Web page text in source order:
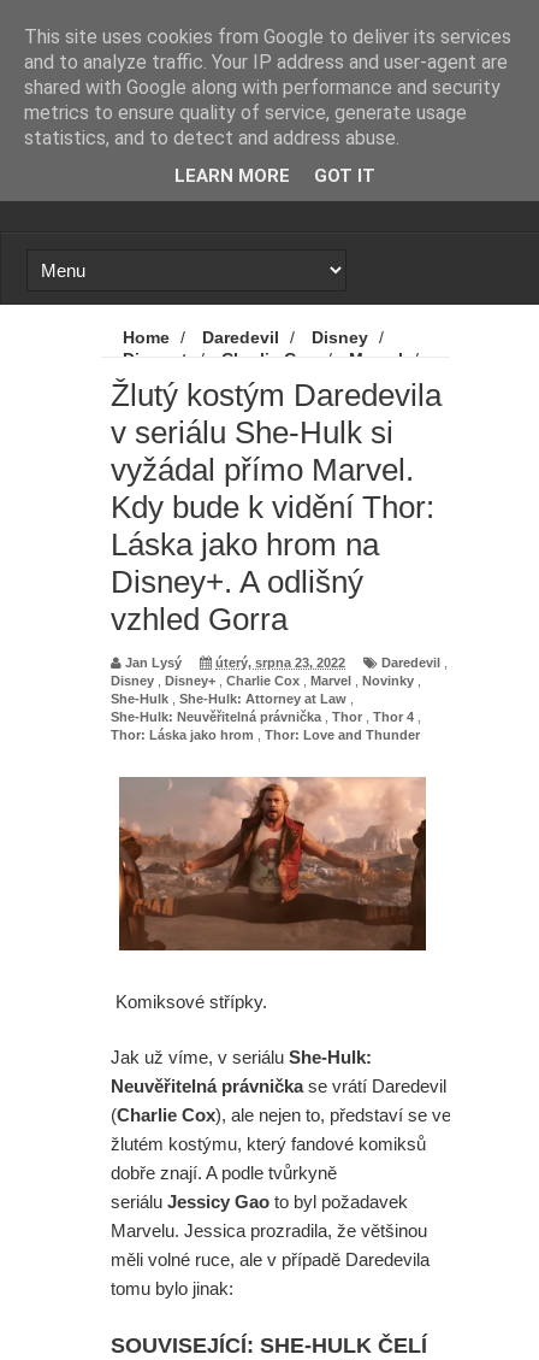
Loading...
Home / Daredevil / Disney /
Disney+
/ Charlie Cox / Marvel
/
Novinky
She-Hulk /
She-Hulk:
Attorney at Law /
She-Hulk:
Neuvěřitelná právnička
/ Thor /
4
/ Thor: Láska jako hrom /
Thor:
Love and Thunder /
Žlutý kostým
Daredevila v seriálu She-Hulk si vyžádal
přímo Marvel. Kdy bude k vidění Thor:
Láska jako hrom na Disney+. A odlišný
vzhled Gorra
Žlutý kostým Daredevila
v seriálu She-Hulk si
vyžádal přímo Marvel.
Kdy bude k vidění Thor:
Láska jako hrom na
Disney+. A odlišný
vzhled Gorra
Jan Lysý úterý, srpna 23, 2022 Daredevil
Disney
Disney+ Charlie Cox Marvel Novinky
She-Hulk
She-Hulk: Attorney at Law
She-Hulk: Neuvěřitelná právnička
Thor Thor 4
Thor: Láska jako hrom
Thor: Love and Thunder
Komiksové střípky.
Jak už víme, v seriálu She-Hulk:
Neuvěřitelná právničkase vrátí Daredevil
(Charlie Cox), ale nejen to, představí se ve
žlutém kostýmu, který fandové komiksů
dobře znají. A podle tvůrkyně
seriálu Jessicy Gao to byl požadavek
Marvelu. Jessica prozradila, že většinou
měli volné ruce, ale v případě Daredevila
tomu bylo jinak:
SOUVISEJÍCÍ: SHE-HULK ČELÍ
This site uses cookies from Google to deliver its services
and to analyze traffic. Your IP address and user-agent are
shared with Google along with performance and security
metrics to ensure quality of service, generate usage
statistics, and to detect and address abuse.
LEARN MORE GOT IT